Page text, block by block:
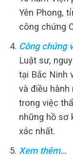
Yên Phong,
công chứng
Công chứng
Luật sư,
tại Bắc Ninh
và điều hành
trong việc
những hồ sơ
xác nhất.
Xem thêm…